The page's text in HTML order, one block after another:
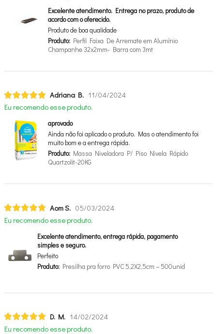
Excelente atendimento. Entrega no prazo, produto de
acordo com o oferecido.
Produto de boa qualidade
Produto:Perfil Faixa De Arremate em Alumínio
Champanhe 32x2mm- Barra com 3mt
Adriana B. 11/04/2024
Eu recomendo esse produto.
aprovado
Ainda não foi aplicado o produto. Mas o atendimento foi
muito bom e a entrega rápida.
Produto:Massa Niveladora P/ Piso Nivela Rápido
Quartzolit-20KG
Aom S. 05/03/2024
Eu recomendo esse produto.
Excelente atendimento, entrega rápida, pagamento
simples e seguro.
Perfeito
Produto:Presilha pra forro PVC 5,2X2,5cm – 500unid
D. M. 14/02/2024
Eu recomendo esse produto.